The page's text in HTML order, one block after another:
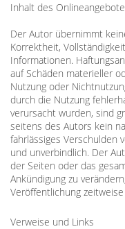
Inhalt des
Der Autor übernimmt
Korrektheit,
Informationen.
auf Schäden materieller
Nutzung oder
durch die Nutzung
verursacht wurden, sind
seitens des Autors kein
fahrlässiges Verschulden
und unverbindlich. Der
der Seiten oder das
Ankündigung zu
Veröffentlichung
Verweise und Links